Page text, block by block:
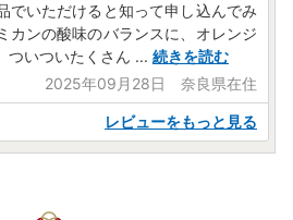
でいただけると知って申し込んでみ
カンの酸味のバランスに、オレンジ
ついついたくさん ... 続きを読む
2025年09月28日 奈良県在住
レビューをもっと見る